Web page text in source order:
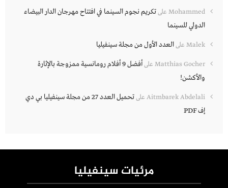
Mohammed علىتكريم نجوم السينما في افتتاح مهرجان الدار البيضاء
الدولي للسينما
Malek علىالعدد الأول من مجلة سينفيليا
Matthias Gocher على
أفضل 9 أفلام رومانسية ممزوجة بالإثارة
والأكشن!
Aitmbarek Abdelali على
تحميل العدد 27 من مجلة سينفيليا بي دي
إف PDF
مرئيات سينفيليا